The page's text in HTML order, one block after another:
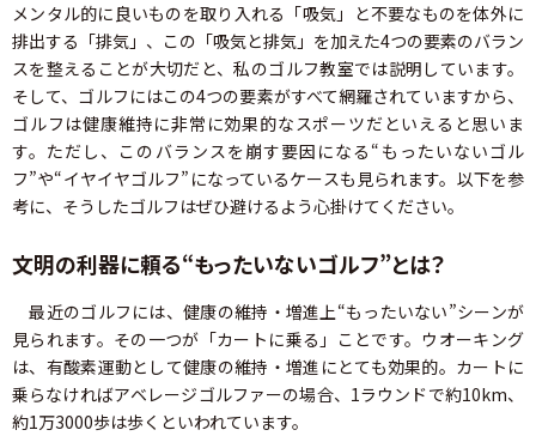
メンタル的に良いものを取り入れる「吸気」と不要なものを体外に
排出する「排気」、この「吸気と排気」を加えた4つの要素のバラン
スを整えることが大切だと、私のゴルフ教室では説明しています。
そして、ゴルフにはこの4つの要素がすべて網羅されていますから、
ゴルフは健康維持に非常に効果的なスポーツだといえると思いま
す。ただし、このバランスを崩す要因になる“もったいないゴル
フ”や“イヤイヤゴルフ”になっているケースも見られます。以下を参
考に、そうしたゴルフはぜひ避けるよう心掛けてください。
文明の利器に頼る“もったいないゴルフ”とは？
最近のゴルフには、健康の維持・増進上“もったいない”シーンが
見られます。その一つが「カートに乗る」ことです。ウオーキング
は、有酸素運動として健康の維持・増進にとても効果的。カートに
乗らなければアベレージゴルファーの場合、1ラウンドで約10km、
約1万3000歩は歩くといわれています。